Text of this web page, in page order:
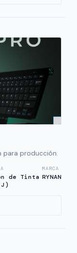
para producción.
de Tinta
MARCA
RYNAN